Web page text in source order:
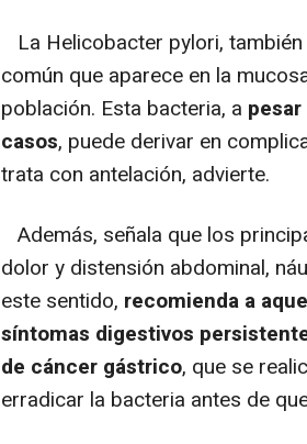
La Helicobacter pylori,
común que aparece en la
población. Esta bacteria, a
casos, puede derivar en
trata con antelación, advierte.
Además, señala que los
dolor y distensión abdominal,
este sentido, recomienda a
síntomas digestivos
de cáncer gástrico, que se
erradicar la bacteria antes de